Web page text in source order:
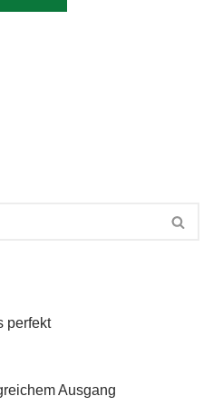
perfekt
Ausgang